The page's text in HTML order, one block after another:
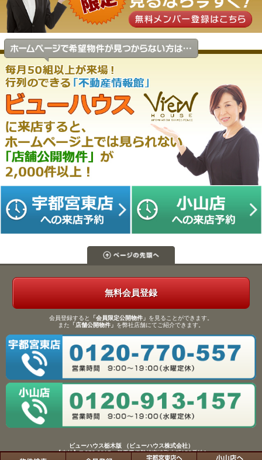
無料会員登録
会員登録すると 「会員限定公開物件」 を見ることができます。
また 「店舗公開物件」 を弊社店舗にてご紹介できます。
ビューハウス栃木版 （ビューハウス株式会社）
【本社】〒372-0817 群馬県伊勢崎市連取本町158番地1